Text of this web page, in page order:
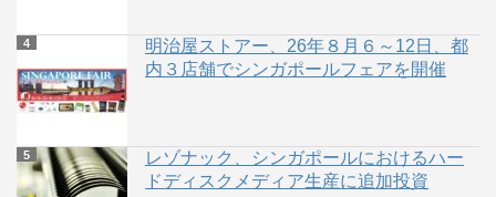
明治屋ストアー、26年８月６～12日、都
内３店舗でシンガポールフェアを開催
レゾナック、シンガポールにおけるハー
ドディスクメディア生産に追加投資